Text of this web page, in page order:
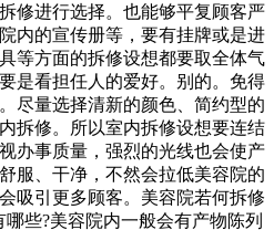
修进行选择。也能够平复顾客严
内的宣传册等，要有挂牌或是进
等方面的拆修设想都要取全体气
是看担任人的爱好。别的。免得
尽量选择清新的颜色、简约型的
拆修。所以室内拆修设想要连结
办事质量，强烈的光线也会使产
服、干净，不然会拉低美容院的
吸引更多顾客。美容院若何拆修
些?美容院内一般会有产物陈列